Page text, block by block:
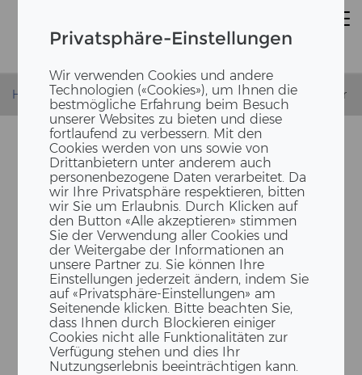
Privatsphäre-Einstellungen
Wir verwenden Cookies und andere
Technologien («Cookies»), um Ihnen die
bestmögliche Erfahrung beim Besuch
unserer Websites zu bieten und diese
fortlaufend zu verbessern. Mit den
Cookies werden von uns sowie von
Drittanbietern unter anderem auch
personenbezogene Daten verarbeitet. Da
wir Ihre Privatsphäre respektieren, bitten
wir Sie um Erlaubnis. Durch Klicken auf
den Button «Alle akzeptieren» stimmen
Sie der Verwendung aller Cookies und
der Weitergabe der Informationen an
unsere Partner zu. Sie können Ihre
Einstellungen jederzeit ändern, indem Sie
auf «Privatsphäre-Einstellungen» am
Seitenende klicken. Bitte beachten Sie,
dass Ihnen durch Blockieren einiger
Cookies nicht alle Funktionalitäten zur
Verfügung stehen und dies Ihr
Nutzungserlebnis beeinträchtigen kann.
Homepage News Maneco Forum - Vortrag Patrick Suter
MANECO FORUM 2023:
«ALLES HOLZ ODER WAS?
ZU­TA­TEN FÜR DAS BAUEN
VON MOR­GEN»